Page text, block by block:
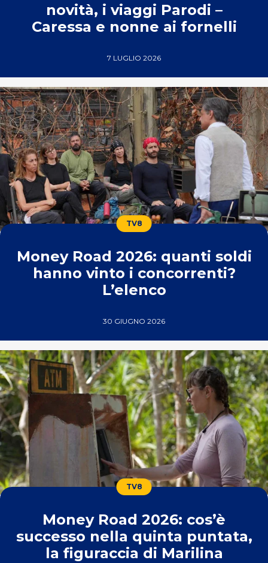
novità, i viaggi Parodi –
Caressa e nonne ai fornelli
7 LUGLIO 2026
TV8
Money Road 2026: quanti soldi
hanno vinto i concorrenti?
L’elenco
30 GIUGNO 2026
TV8
Money Road 2026: cos’è
successo nella quinta puntata,
la figuraccia di Marilina